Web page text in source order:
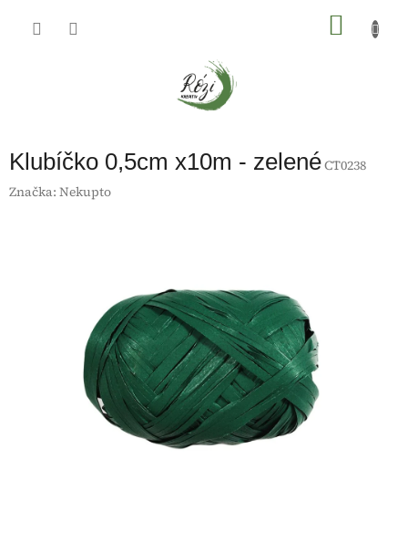
Klubíčko 0,5cm x10m - zelenéCT0238
Značka: Nekupto